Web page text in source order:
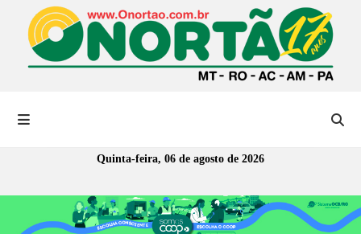
Quinta-feira, 06 de agosto de 2026